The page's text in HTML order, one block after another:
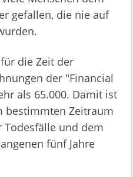
gefallen, die nie auf
die Zeit der
der "Financial
als 65.000. Damit ist
bestimmten Zeitraum
Todesfälle und dem
fünf Jahre